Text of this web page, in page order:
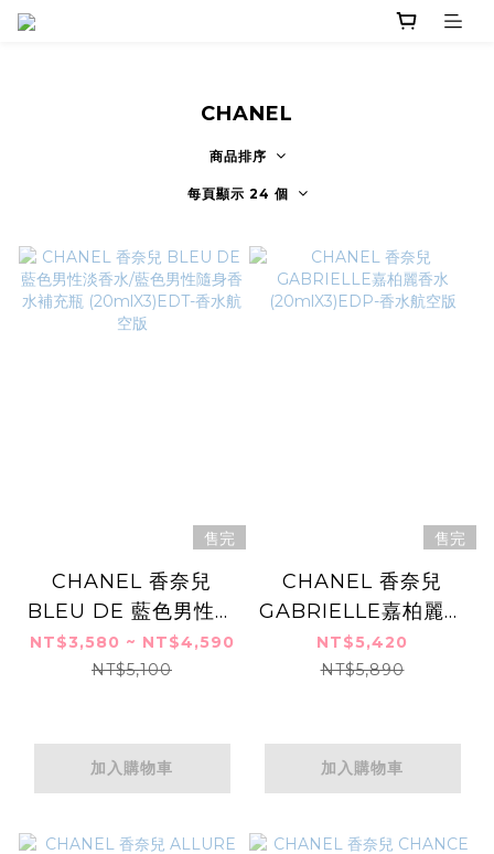
CHANEL
商品排序
每頁顯示 24 個
售完
CHANEL 香奈兒
BLEU DE 藍色男性淡
香水/藍色男性隨身香
水補充瓶
NT$3,580 ~ NT$4,590
NT$5,100
加入購物車
售完
CHANEL 香奈兒
GABRIELLE嘉柏麗香
水(20mlX3)EDP-香
水航空版
NT$5,420
NT$5,890
加入購物車